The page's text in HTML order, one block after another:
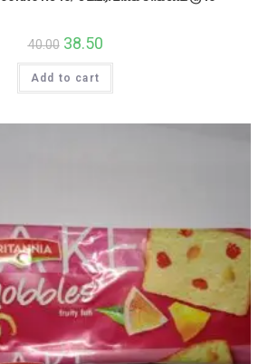
40.00 Original
price
was:
₹40.00.
38.50Current
is:
Add to cart